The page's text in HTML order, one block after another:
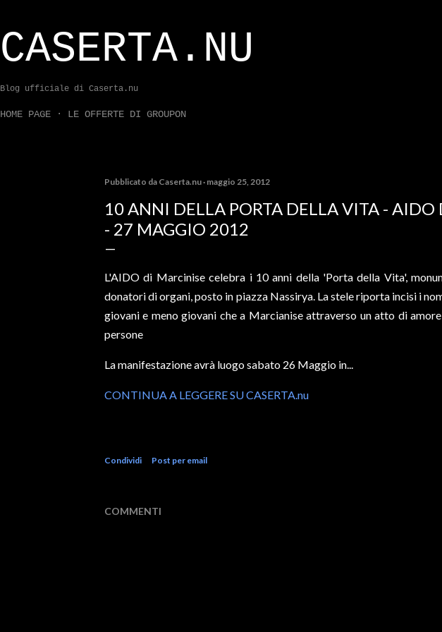
CASERTA.NU
Blog ufficiale di Caserta.nu
HOME PAGE LE OFFERTE DI GROUPON
Pubblicato da Caserta.nu maggio 25, 2012
10 ANNI DELLA PORTA DELLA VITA - AIDO
- 27 MAGGIO 2012
L'AIDO di Marcinise celebra i 10 anni della 'Porta della Vita',
donatori di organi, posto in piazza Nassirya. La stele riporta incisi i
giovani e meno giovani che a Marcianise attraverso un atto di
persone
La manifestazione avrà luogo sabato 26 Maggio in...
CONTINUA A LEGGERE SU CASERTA.nu
Condividi Post per email
COMMENTI